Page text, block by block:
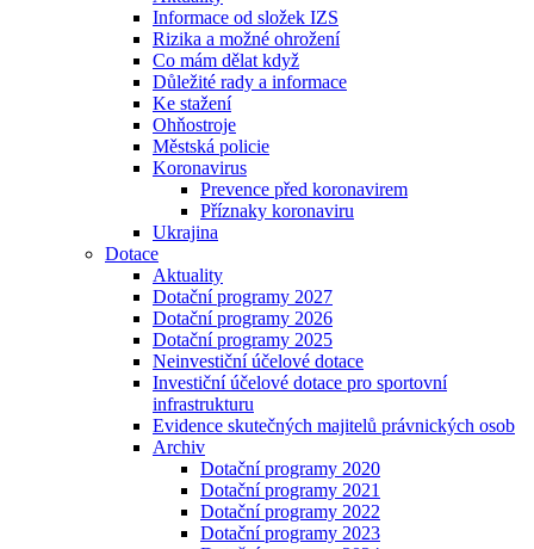
Informace od složek IZS
Rizika a možné ohrožení
Co mám dělat když
Důležité rady a informace
Ke stažení
Ohňostroje
Městská policie
Koronavirus
Prevence před koronavirem
Příznaky koronaviru
Ukrajina
Dotace
Aktuality
Dotační programy 2027
Dotační programy 2026
Dotační programy 2025
Neinvestiční účelové dotace
Investiční účelové dotace pro sportovní
infrastrukturu
Evidence skutečných majitelů právnických osob
Archiv
Dotační programy 2020
Dotační programy 2021
Dotační programy 2022
Dotační programy 2023